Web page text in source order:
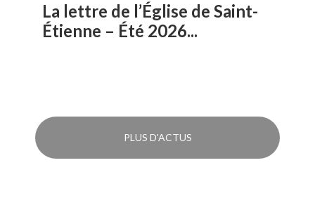
La lettre de l’Église de Saint-
Étienne – Été 2026...
PLUS D'ACTUS